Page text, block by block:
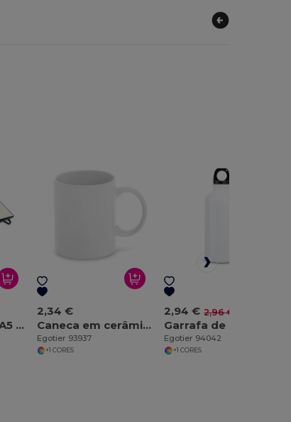
Bloco de notas A5 com folhas pautadas em cor marfim
2,34 €
Caneca em cerâmica 350 mL
Egotier 93937
+1 CORES
2,94 € 2,96 €
Egotier 94042
+1 CORES